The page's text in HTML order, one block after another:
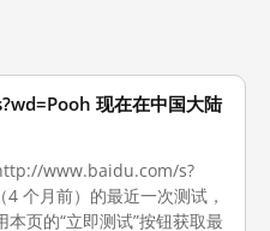
现在在中国大陆
www.baidu.com/s?
个月前）的最近一次测试，
页的“立即测试”按钮获取最